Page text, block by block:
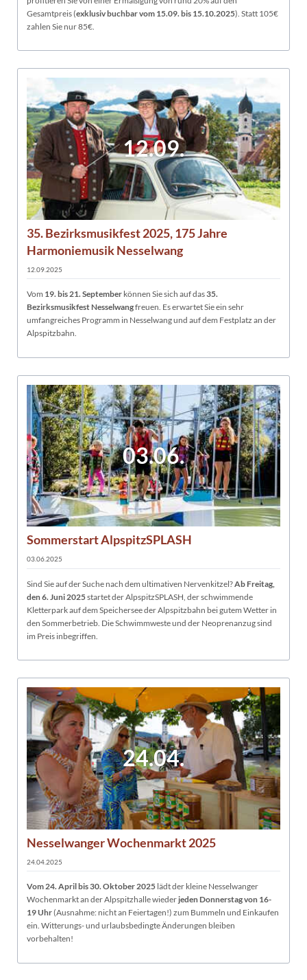
Gesamtpreis (exklusiv buchbar vom 15.09. bis 15.10.2025). Statt 105€
zahlen Sie nur 85€.
12.09.
35. Bezirksmusikfest 2025, 175 Jahre
Harmoniemusik Nesselwang
12.09.2025
Vom 19. bis 21. September können Sie sich auf das35.
Bezirksmusikfest Nesselwangfreuen. Es erwartet Sie ein sehr
umfangreiches Programm in Nesselwang und auf dem Festplatz an der
Alpspitzbahn.
03.06.
Sommerstart AlpspitzSPLASH
03.06.2025
Sind Sie auf der Suche nach dem ultimativen Nervenkitzel?Ab Freitag,
den 6. Juni 2025startet der AlpspitzSPLASH, der schwimmende
Kletterpark auf dem Speichersee der Alpspitzbahn bei gutem Wetter in
den Sommerbetrieb. Die Schwimmweste und der Neoprenanzug sind
im Preis inbegriffen.
24.04.
Nesselwanger Wochenmarkt 2025
24.04.2025
Vom 24. April bis30. Oktober 2025 lädt der kleine Nesselwanger
Wochenmarkt an der Alpspitzhalle wiederjeden Donnerstag von 16-
19 Uhr(Ausnahme: nicht an Feiertagen!) zum Bummeln und Einkaufen
ein. Witterungs- und urlaubsbedingte Änderungen bleiben
vorbehalten!